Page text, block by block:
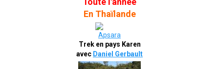
En Thaïlande
Trek en pays Karen
avec Daniel Gerbault